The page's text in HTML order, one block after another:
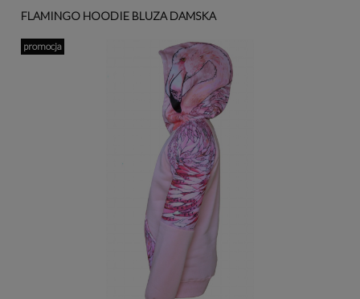
FLAMINGO HOODIE BLUZA DAMSKA
promocja